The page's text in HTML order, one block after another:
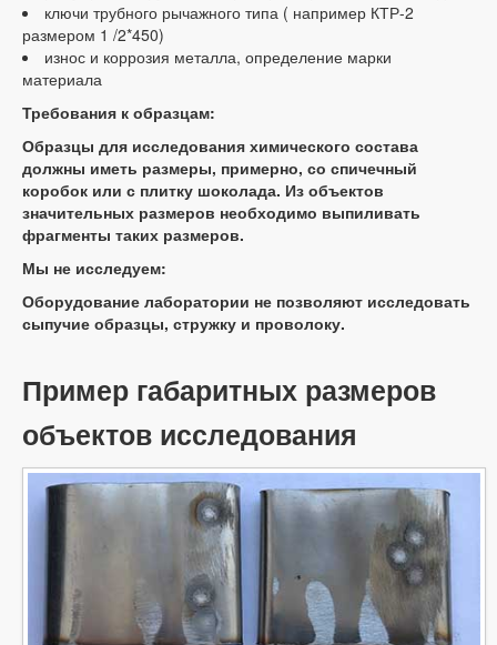
ключи трубного рычажного типа ( например КТР-2
размером 1 /2*450)
износ и коррозия металла, определение марки
материала
Требования к образцам:
Образцы для исследования химического состава
должны иметь размеры, примерно, со спичечный
коробок или с плитку шоколада. Из объектов
значительных размеров необходимо выпиливать
фрагменты таких размеров.
Мы не исследуем:
Оборудование лаборатории не позволяют исследовать
сыпучие образцы, стружку и проволоку.
Пример габаритных размеров
объектов исследования